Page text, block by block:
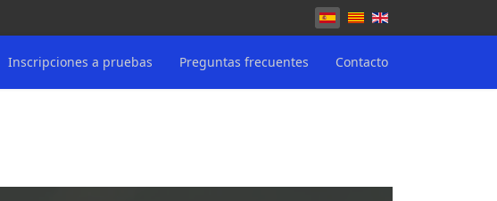
Seleccione su idioma
Inscripciones a pruebas Preguntas frecuentes Contacto